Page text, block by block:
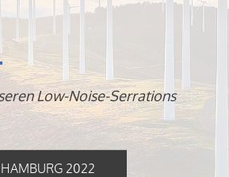
Low-Noise-Serrations
2022